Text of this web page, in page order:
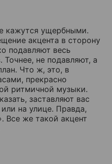
кажутся ущербными.
акцента в сторону
подавляют весь
Точнее, не подавляют, а
Что ж, это, в
прекрасно
ритмичной музыки.
заставляют вас
на улице. Правда,
Все же такой акцент